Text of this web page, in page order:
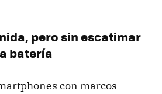
pero sin escatimar
batería
con marcos